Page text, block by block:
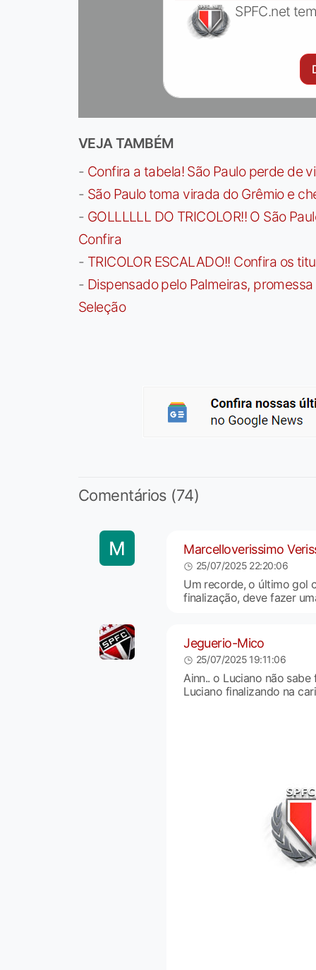
SPFC.net
VEJA TAMBÉM
- Confira a tabela! São Paulo perde de
- São Paulo toma virada do Grêmio e
- GOLLLLLL DO TRICOLOR!! O São
Confira
- TRICOLOR ESCALADO!! Confira os
- Dispensado pelo Palmeiras,
Seleção
Comentários (74)
Marcelloverissimo
25/07/2025 22:20:06
Um recorde, o último gol
finalização, deve fazer
Jeguerio-Mico
25/07/2025 19:11:06
Ainn.. o Luciano não sabe
Luciano finalizando na